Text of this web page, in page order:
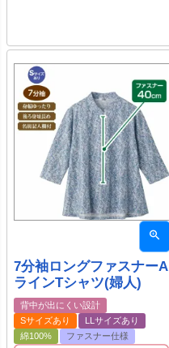
7分袖ロングファスナーA
ラインTシャツ(婦人)
背中が出にくい設計
Sサイズあり
LLサイズあり
綿100%
ファスナー仕様